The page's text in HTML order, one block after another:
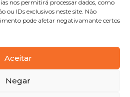
nos permitirá processar dados, como
ou IDs exclusivos neste site. Não
pode afetar negativamante certos
Aceitar
Negar
Santa Clara
. Todos os direitos
|Termos e condições
Agency